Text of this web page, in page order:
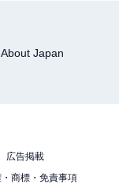
っていいじゃない
Japan
広告掲載
商標・免責事項